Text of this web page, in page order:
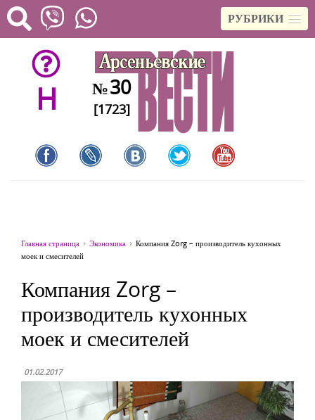
РУБРИКИ
H №30
[1723]
Главная страница Экономика
Компания Zorg – производитель кухонных
моек и смесителей
Компания Zorg –
производитель кухонных
моек и смесителей
01.02.2017